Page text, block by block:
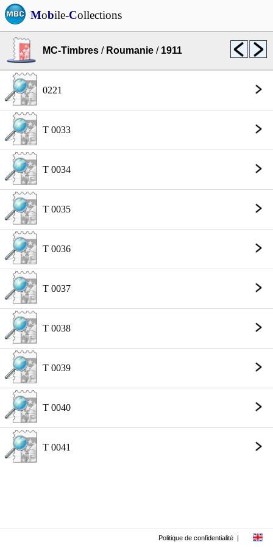
Mobile-Collections
MC-Timbres / Roumanie / 1911
0221
T 0033
T 0034
T 0035
T 0036
T 0037
T 0038
T 0039
T 0040
T 0041
Politique de confidentialité |